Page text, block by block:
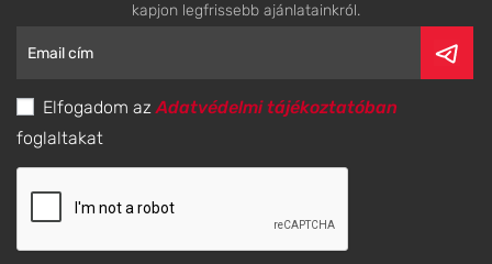
kapjon legfrissebb ajánlatainkról.
Elfogadom azAdatvédelmi tájékoztatóban
foglaltakat